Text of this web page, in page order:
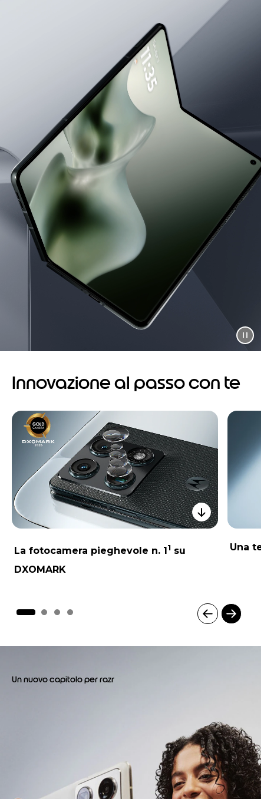
Innovazione al passo con te
La fotocamera pieghevole n. 1 1 su
DXOMARK
Una
1
o
Un nuovo capitolo per razr